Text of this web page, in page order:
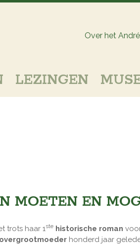
Over het
LEZINGEN
MOETEN EN
trots haar 1ste historische roman
overgrootmoeder honderd jaar